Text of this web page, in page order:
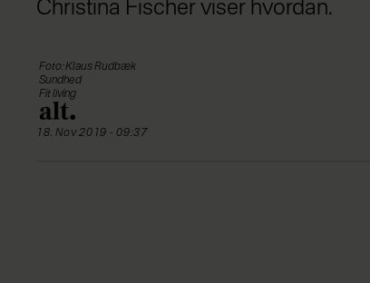
Christina Fischer viser hvordan.
Foto: Klaus Rudbæk
Sundhed
Fit living
18. Nov 2019 - 09:37